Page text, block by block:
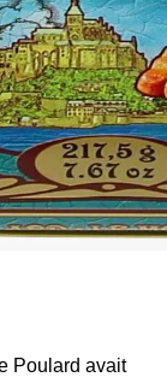
Poulard avait